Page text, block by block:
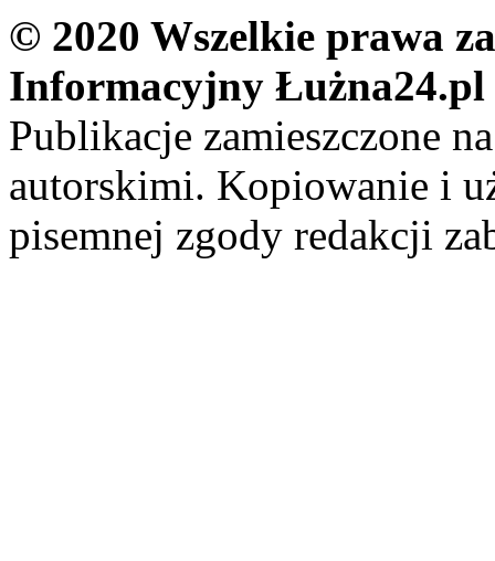
© 2020 Wszelkie prawa
Informacyjny Łużna24.pl
Publikacje zamieszczone
autorskimi. Kopiowanie i
pisemnej zgody redakcji